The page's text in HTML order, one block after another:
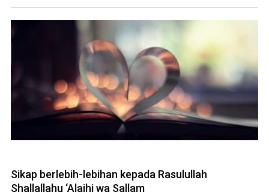
Sikap berlebih-lebihan kepada Rasulullah
Shallallahu ‘Alaihi wa Sallam